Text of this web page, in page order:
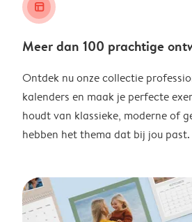
layout_alt
Meer dan 100 prachtige
Ontdek nu onze collectie
kalenders en maak je perfecte
houdt van klassieke, moderne of
hebben het thema dat bij jou